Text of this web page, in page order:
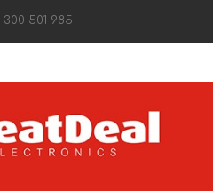
300 501 985